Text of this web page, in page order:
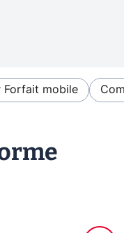
Forfait mobile